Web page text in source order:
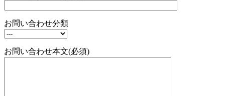
お問い合わせ分類
お問い合わせ本文(必須)